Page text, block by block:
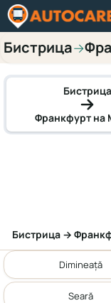
Бистрица→
Бистрица
Франкфурт на
Бистрица →
Dimineață
Seară